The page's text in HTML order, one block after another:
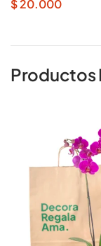
$20.000
Productos